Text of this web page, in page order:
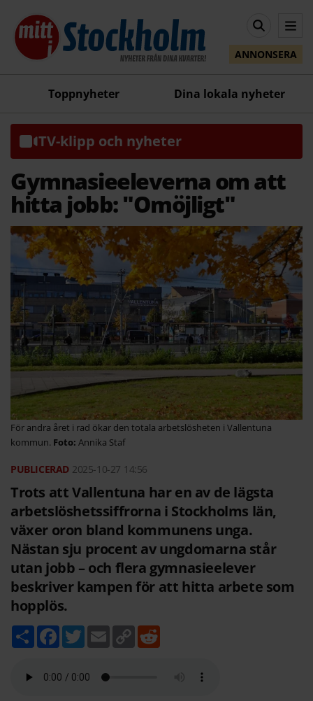
ANNONSERA
Toppnyheter Dina lokala nyheter
TV-klipp och nyheter
Gymnasieeleverna om att
hitta jobb: "Omöjligt"
För andra året i rad ökar den totala arbetslösheten i Vallentuna
kommun.
Annika Staf
2025-10-27 14:56
Trots att Vallentuna har en av de lägsta
arbetslöshetssiffrorna i Stockholms län,
växer oron bland kommunens unga.
Nästan sju procent av ungdomarna står
utan jobb – och flera gymnasieelever
beskriver kampen för att hitta arbete som
hopplös.
D
e
F
b
T
w
t
E
m
C
o